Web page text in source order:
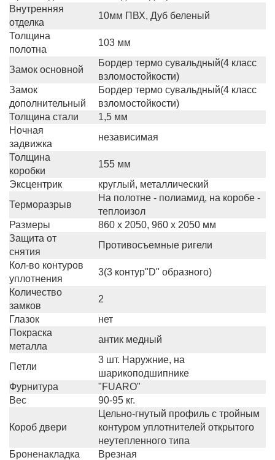
Внутренняя
отделка
10мм ПВХ, Дуб беленый
Толщина
полотна
103 мм
Замок основной
Бордер термо сувальдный(4 класс
взломостойкости)
Замок
дополнительный
Бордер термо сувальдный(4 класс
взломостойкости)
Толщина стали
1,5 мм
Ночная
задвижка
независимая
Толщина
коробки
155 мм
Эксцентрик
круглый, металлический
Терморазрыв
На полотне - полиамид, на коробе -
теплоизол
Размеры
860 x 2050, 960 x 2050 мм
Защита от
снятия
Противосъемные ригели
Кол-во контуров
уплотнения
3(3 контур"D" образного)
Количество
замков
2
Глазок
нет
Покраска
металла
антик медный
Петли
3 шт. Наружние, на
шарикоподшипнике
Фурнитура
"FUARO"
Вес
90-95 кг.
Короб двери
Цельно-гнутый профиль с тройным
контуром уплотнителей открытого
неутепленного типа
Броненакладка
Врезная